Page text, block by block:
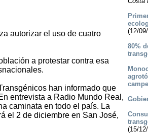
autorizar el uso de cuatro
a protestar contra esa
han informado que
entrevista a Radio Mundo Real,
caminata en todo el país. La
el 2 de diciembre en San José,
(12/
80%
(15/